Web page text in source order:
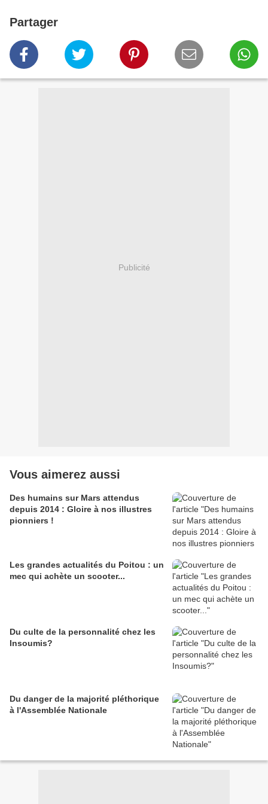
Partager
Publicité
Vous aimerez aussi
Des humains sur Mars attendus
depuis 2014 : Gloire à nos illustres
pionniers !
Les grandes actualités du Poitou : un
mec qui achète un scooter...
Du culte de la personnalité chez les
Insoumis?
Du danger de la majorité pléthorique
à l'Assemblée Nationale